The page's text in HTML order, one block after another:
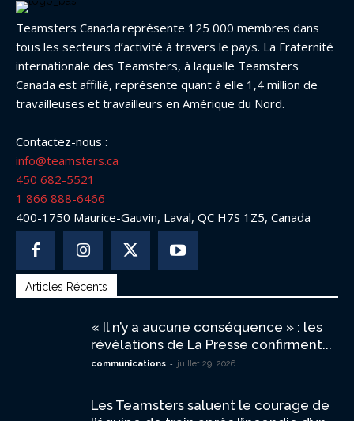
Teamsters Canada représente 125 000 membres dans
tous les secteurs d’activité à travers le pays. La Fraternité
internationale des Teamsters, à laquelle Teamsters
Canada est affilié, représente quant à elle 1,4 million de
travailleuses et travailleurs en Amérique du Nord.
Contactez-nous :
info@teamsters.ca
450 682-5521
1 866 888-6466
400-1750 Maurice-Gauvin, Laval, QC H7S 1Z5, Canada
Articles Récents
« Il n’y a aucune conséquence » : les
révélations de La Presse confirment...
communications - juillet 29, 2026
Les Teamsters saluent le courage de